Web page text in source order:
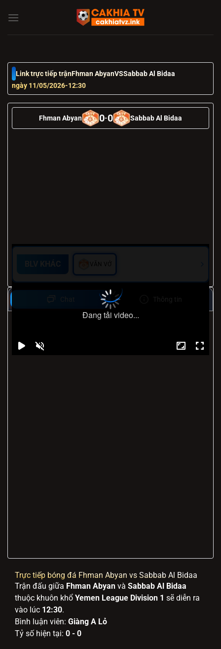
đến
Link trực tiếp trậnFhman AbyanVSSabbab Al Bidaa
ngày 11/05/2026-12:30
Fhman Abyan 0-0 Sabbab Al Bidaa
Đang tải video...
BLV KHÁC VĂN VỞ
Chat Thông tin
Trực tiếp bóng đá Fhman Abyan vs Sabbab Al Bidaa
Trận đấu giữa Fhman Abyan và Sabbab Al Bidaa
thuộc khuôn khổ Yemen League Division 1 sẽ diễn ra
vào lúc 12:30.
Bình luận viên: Giàng A Lỏ
Tỷ số hiện tại: 0 - 0